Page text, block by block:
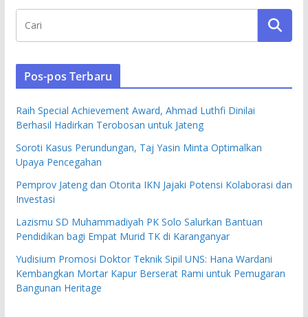
Pos-pos Terbaru
Raih Special Achievement Award, Ahmad Luthfi Dinilai
Berhasil Hadirkan Terobosan untuk Jateng
Soroti Kasus Perundungan, Taj Yasin Minta Optimalkan
Upaya Pencegahan
Pemprov Jateng dan Otorita IKN Jajaki Potensi Kolaborasi dan
Investasi
Lazismu SD Muhammadiyah PK Solo Salurkan Bantuan
Pendidikan bagi Empat Murid TK di Karanganyar
Yudisium Promosi Doktor Teknik Sipil UNS: Hana Wardani
Kembangkan Mortar Kapur Berserat Rami untuk Pemugaran
Bangunan Heritage